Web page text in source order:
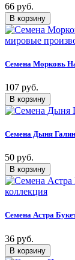
66 руб.
Семена Морковь
107 руб.
Семена Дыня
50 руб.
Семена Астра
36 руб.